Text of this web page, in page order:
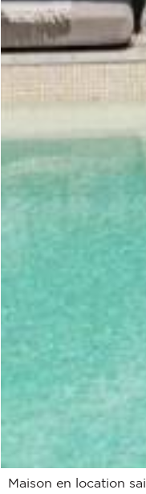
Maison en location